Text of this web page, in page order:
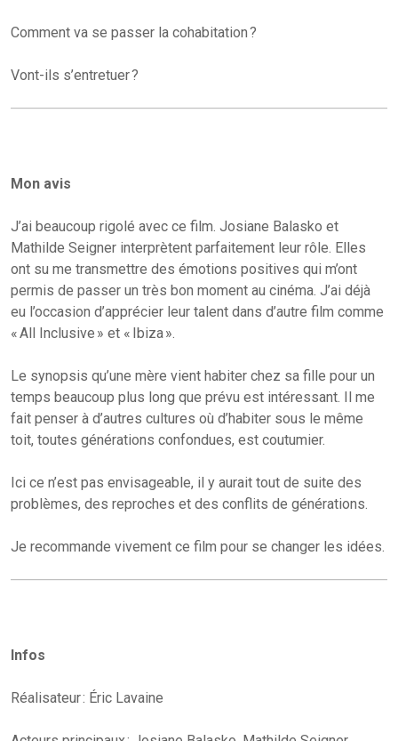
Comment va se passer la cohabitation ?
Vont-ils s’entretuer ?
Mon avis
J’ai beaucoup rigolé avec ce film. Josiane Balasko et
Mathilde Seigner interprètent parfaitement leur rôle. Elles
ont su me transmettre des émotions positives qui m’ont
permis de passer un très bon moment au cinéma. J’ai déjà
eu l’occasion d’apprécier leur talent dans d’autre film comme
« All Inclusive » et « Ibiza ».
Le synopsis qu’une mère vient habiter chez sa fille pour un
temps beaucoup plus long que prévu est intéressant. Il me
fait penser à d’autres cultures où d’habiter sous le même
toit, toutes générations confondues, est coutumier.
Ici ce n’est pas envisageable, il y aurait tout de suite des
problèmes, des reproches et des conflits de générations.
Je recommande vivement ce film pour se changer les idées.
Infos
Réalisateur : Éric Lavaine